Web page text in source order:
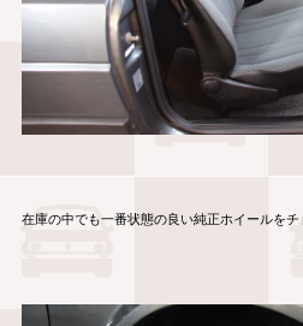
在庫の中でも一番状態の良い純正ホイールをチ